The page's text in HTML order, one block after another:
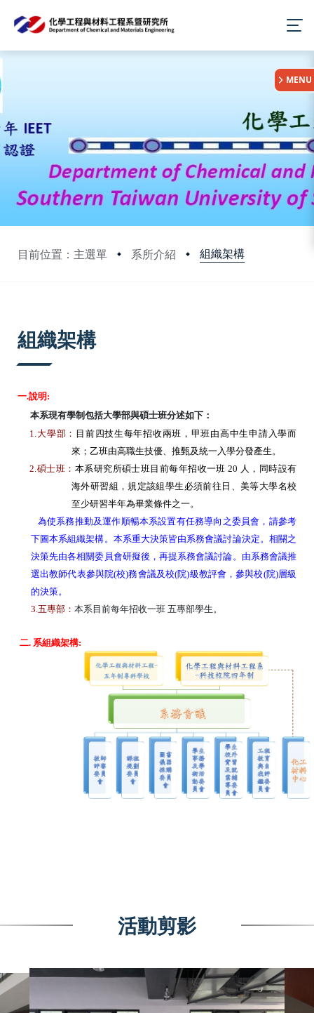
目前位置：主選單 系所介紹 組織架構
:::
MENU
組織架構
一.說明 :
本系現有學制包括大學部與碩士班分述如下：
1.大學部： 目前四技生每年招收兩班，甲班由高中生申請入學而
來；乙班由高職生技優、推甄及統一入學分發產生。
2.碩士班： 本系研究所碩士班目前每年招收一班20 人，同時設有
海外研習組，規定該組學生必須前往日、美等大學名校
至少研習半年為畢業條件之一。
為使系務推動及運作順暢本系設置有任務導向之委員會，請參考
下圖本系組織架構。本系重大決策皆由系務會議討論決定。相關之
決策先由各相關委員會研擬後，再提系務會議討論。由系務會議推
選出教師代表參與院(校)務會議及校(院)級教評會，參與校(院)層級
的決策。
3.五專部： 本系目前每年招收一班 五專部學生。
二. 系組織架構:
活動剪影